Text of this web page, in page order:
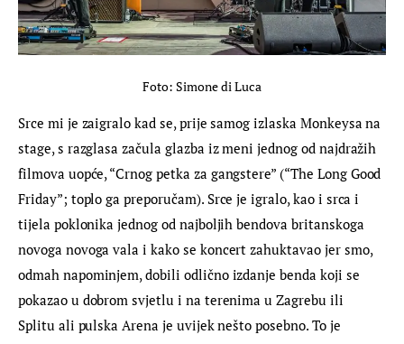
Foto: Simone di Luca
Srce mi je zaigralo kad se, prije samog izlaska Monkeysa na
stage, s razglasa začula glazba iz meni jednog od najdražih
filmova uopće, “Crnog petka za gangstere” (“The Long Good
Friday”; toplo ga preporučam). Srce je igralo, kao i srca i
tijela poklonika jednog od najboljih bendova britanskoga
novoga novoga vala i kako se koncert zahuktavao jer smo,
odmah napominjem, dobili odlično izdanje benda koji se
pokazao u dobrom svjetlu i na terenima u Zagrebu ili
Splitu ali pulska Arena je uvijek nešto posebno. To je